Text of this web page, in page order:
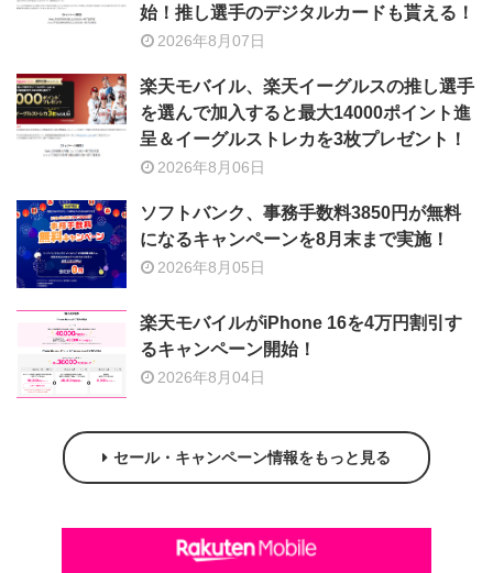
始！推し選手のデジタルカードも貰える！
2026年8月07日
楽天モバイル、楽天イーグルスの推し選手
を選んで加入すると最大14000ポイント進
呈＆イーグルストレカを3枚プレゼント！
2026年8月06日
ソフトバンク、事務手数料3850円が無料
になるキャンペーンを8月末まで実施！
2026年8月05日
楽天モバイルがiPhone 16を4万円割引す
るキャンペーン開始！
2026年8月04日
セール・キャンペーン情報をもっと見る